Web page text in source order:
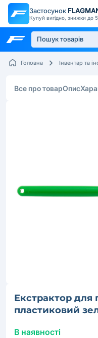
Застосунок
Купуй вигідно, знижки до
Головна Інвентар та
Все про товарОпис
Екстрактор для
пластиковий
В наявності